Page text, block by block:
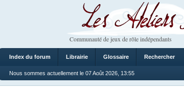
Les Ateliers
Communauté de jeux de rôle indépendants
Index du forum Librairie Glossaire Rechercher
Nous sommes actuellement le 07 Août 2026, 13:55